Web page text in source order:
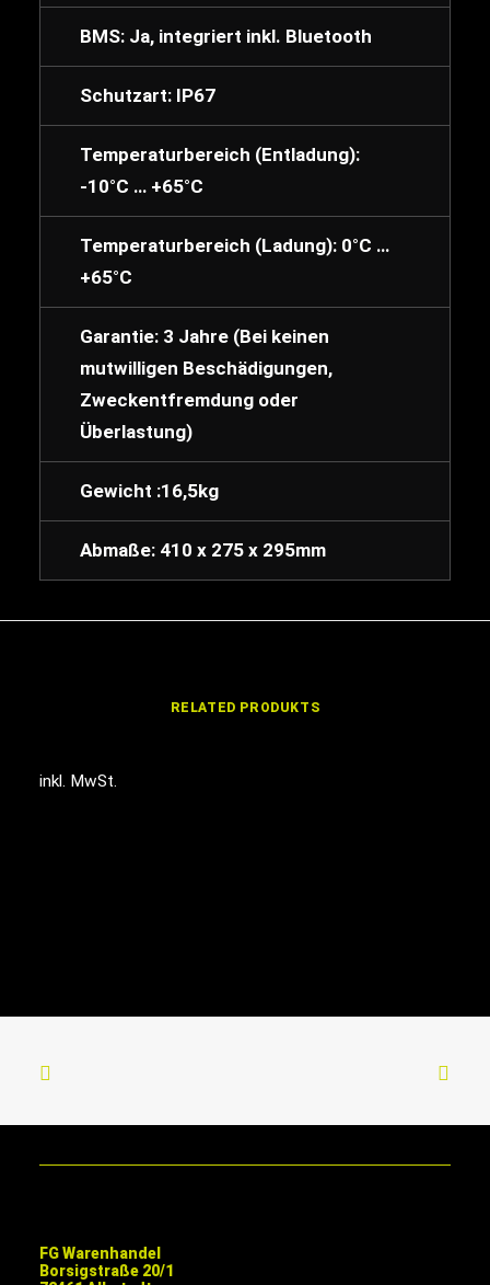
BMS: Ja, integriert inkl. Bluetooth
Schutzart: IP67
Temperaturbereich (Entladung):
-10°C … +65°C
Temperaturbereich (Ladung): 0°C …
+65°C
Garantie: 3 Jahre (Bei keinen
mutwilligen Beschädigungen,
Zweckentfremdung oder
Überlastung)
Gewicht :16,5kg
Abmaße: 410 x 275 x 295mm
RELATED PRODUKTS
inkl. MwSt.
FG Warenhandel
Borsigstraße 20/1